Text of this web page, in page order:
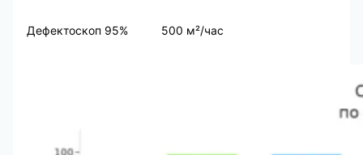
Дефектоскоп 95% 500 м²/час